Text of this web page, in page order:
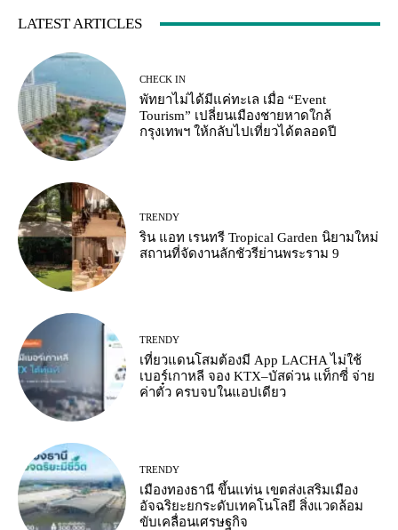
LATEST ARTICLES
CHECK IN
พัทยาไม่ได้มีแค่ทะเล เมื่อ “Event
Tourism” เปลี่ยนเมืองชายหาดใกล้
กรุงเทพฯ ให้กลับไปเที่ยวได้ตลอดปี
TRENDY
ริน แอท เรนทรี Tropical Garden นิยามใหม่
สถานที่จัดงานลักชัวรีย่านพระราม 9
TRENDY
เที่ยวแดนโสมต้องมี App LACHA ไม่ใช้
เบอร์เกาหลี จอง KTX–บัสด่วน แท็กซี่ จ่าย
ค่าตั๋ว ครบจบในแอปเดียว
TRENDY
เมืองทองธานี ขึ้นแท่น เขตส่งเสริมเมือง
อัจฉริยะยกระดับเทคโนโลยี สิ่งแวดล้อม
ขับเคลื่อนเศรษฐกิจ